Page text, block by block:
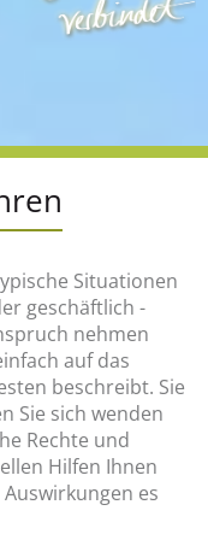
Situationen
geschäftlich -
nehmen
auf das
beschreibt. Sie
Sie sich wenden
Rechte und
Hilfen Ihnen
es